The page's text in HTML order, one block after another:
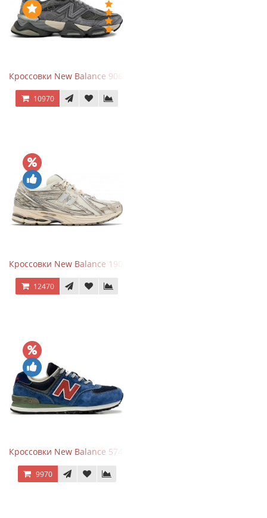
Кроссовки New Balance 9060 x Joe Freshgoods Dark Grey
10970
Кроссовки New Balance 1906R Arid Stone
12470
Кроссовки New Balance 574 Blue Black Red синий с красным
9970